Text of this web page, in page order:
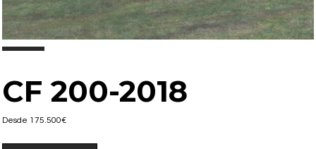
CF 200-2018
Desde 175.500€